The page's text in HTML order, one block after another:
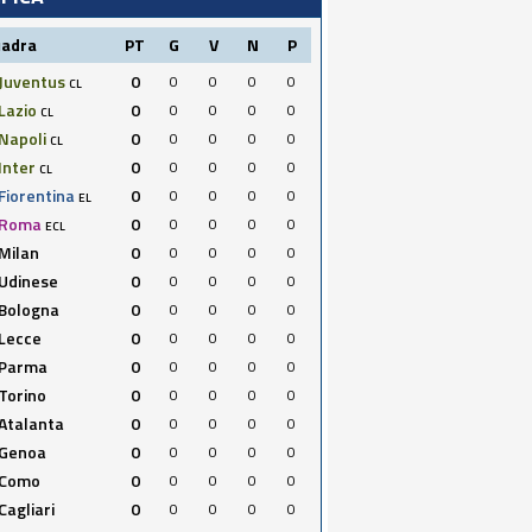
PT G V N P
Juventus CL 0 0 0 0
0
Lazio CL 0 0 0 0
0
Napoli CL 0 0 0 0
0
Inter CL 0 0 0 0
0
Fiorentina EL 0 0 0 0
0
Roma ECL 0 0 0 0
0
Milan 0 0 0 0
0
Udinese 0 0 0 0
0
Bologna 0 0 0 0
0
Lecce 0 0 0 0
0
Parma 0 0 0 0
0
Torino 0 0 0 0
0
0 0 0 0
0
Genoa 0 0 0 0
0
Como 0 0 0 0
0
Cagliari 0 0 0 0
0